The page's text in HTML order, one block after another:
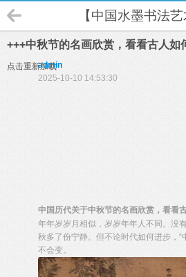
【中国水墨书法艺
+++中秋节的名画欣赏，看看古人如
点击重新加载
admin
2025-10-10 14:53:30
中国历代关于中秋节的名画欣赏，看看
年年岁岁月相似，岁岁年年人不同。没
秋多了份宁静。但不论时代如何进步，“
不会变。